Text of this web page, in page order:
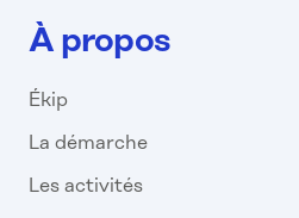
À propos
Ékip
La démarche
Les activités